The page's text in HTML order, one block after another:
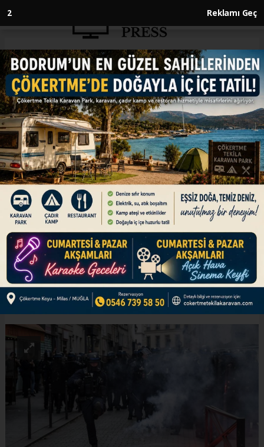
1 Reklamı Geç
Anasayfa DÜNYA
Fransa'da emeklilik reformu
karşıtı gösterilerde gözaltı
sayısı 457'ye çıktı
DÜNYA
25.03.2023 - 15:39, Güncelleme: 25.03.2023 - 15:39
Fransa İçişleri Bakanı Gerald Darmanin, dün
ülke genelinde emeklilik reformuna karşı
düzenlenen gösterilerde gözaltına alınanların
sayısının 457'ye yükseldiğini bildirdi.
Gösterilerde, 441 polis ve jandarma yaralandı.
ABONE OL